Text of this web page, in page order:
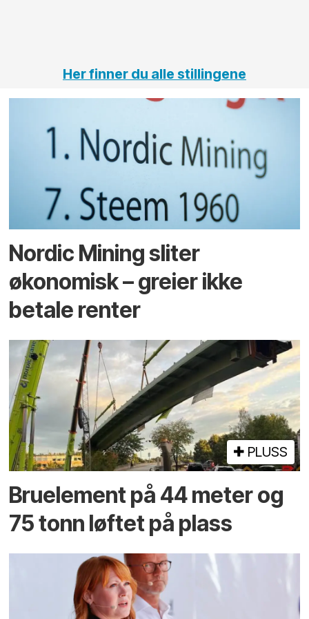
Her finner du alle stillingene
Nordic Mining sliter
økonomisk – greier ikke
betale renter
PLUSS
Bruelement på 44 meter og
75 tonn løftet på plass